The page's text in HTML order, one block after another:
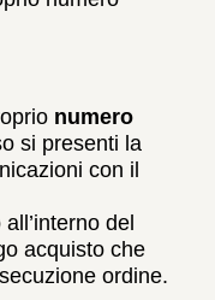
numero
si presenti la
con il
del
acquisto che
ordine.